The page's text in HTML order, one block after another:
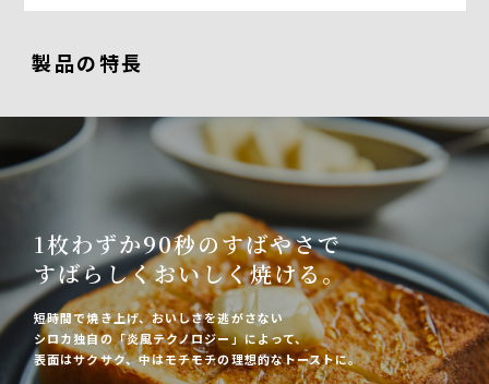
製品の特長
1枚わずか90秒のすばやさで
すばらしくおいしく焼ける。
短時間で焼き上げ、おいしさを逃がさない
シロカ独自の「炎風テクノロジー」によって、
表面はサクサク、中はモチモチの理想的なトーストに。